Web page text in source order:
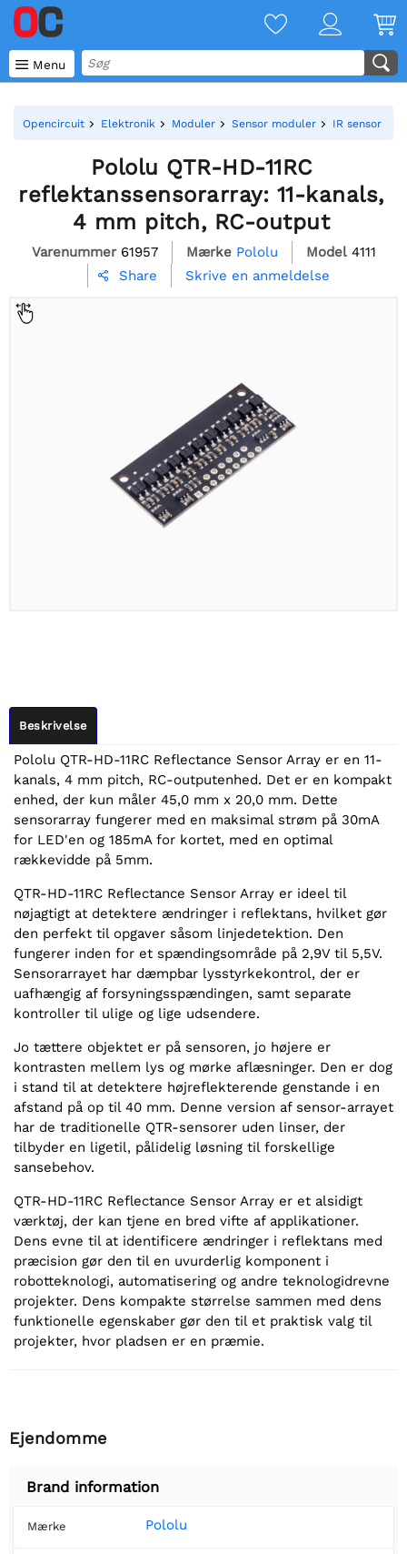
 Menu
Opencircuit Elektronik Moduler Sensor moduler IR sensor
Pololu QTR-HD-11RC
reflektanssensorarray: 11-kanals,
4 mm pitch, RC-output
Varenummer 61957 Mærke Pololu Model 4111
 Share Skrive en anmeldelse
Beskrivelse
Pololu QTR-HD-11RC Reflectance Sensor Array er en 11-
kanals, 4 mm pitch, RC-outputenhed. Det er en kompakt
enhed, der kun måler 45,0 mm x 20,0 mm. Dette
sensorarray fungerer med en maksimal strøm på 30mA
for LED'en og 185mA for kortet, med en optimal
rækkevidde på 5mm.
QTR-HD-11RC Reflectance Sensor Array er ideel til
nøjagtigt at detektere ændringer i reflektans, hvilket gør
den perfekt til opgaver såsom linjedetektion. Den
fungerer inden for et spændingsområde på 2,9V til 5,5V.
Sensorarrayet har dæmpbar lysstyrkekontrol, der er
uafhængig af forsyningsspændingen, samt separate
kontroller til ulige og lige udsendere.
Jo tættere objektet er på sensoren, jo højere er
kontrasten mellem lys og mørke aflæsninger. Den er dog
i stand til at detektere højreflekterende genstande i en
afstand på op til 40 mm. Denne version af sensor-arrayet
har de traditionelle QTR-sensorer uden linser, der
tilbyder en ligetil, pålidelig løsning til forskellige
sansebehov.
QTR-HD-11RC Reflectance Sensor Array er et alsidigt
værktøj, der kan tjene en bred vifte af applikationer.
Dens evne til at identificere ændringer i reflektans med
præcision gør den til en uvurderlig komponent i
robotteknologi, automatisering og andre teknologidrevne
projekter. Dens kompakte størrelse sammen med dens
funktionelle egenskaber gør den til et praktisk valg til
projekter, hvor pladsen er en præmie.
Ejendomme
Brand information
Mærke Pololu